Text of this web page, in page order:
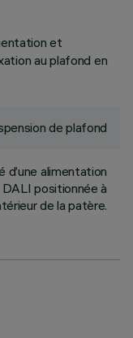
et
au plafond en
de plafond
d’une alimentation
DALI positionnée à
de la patère.